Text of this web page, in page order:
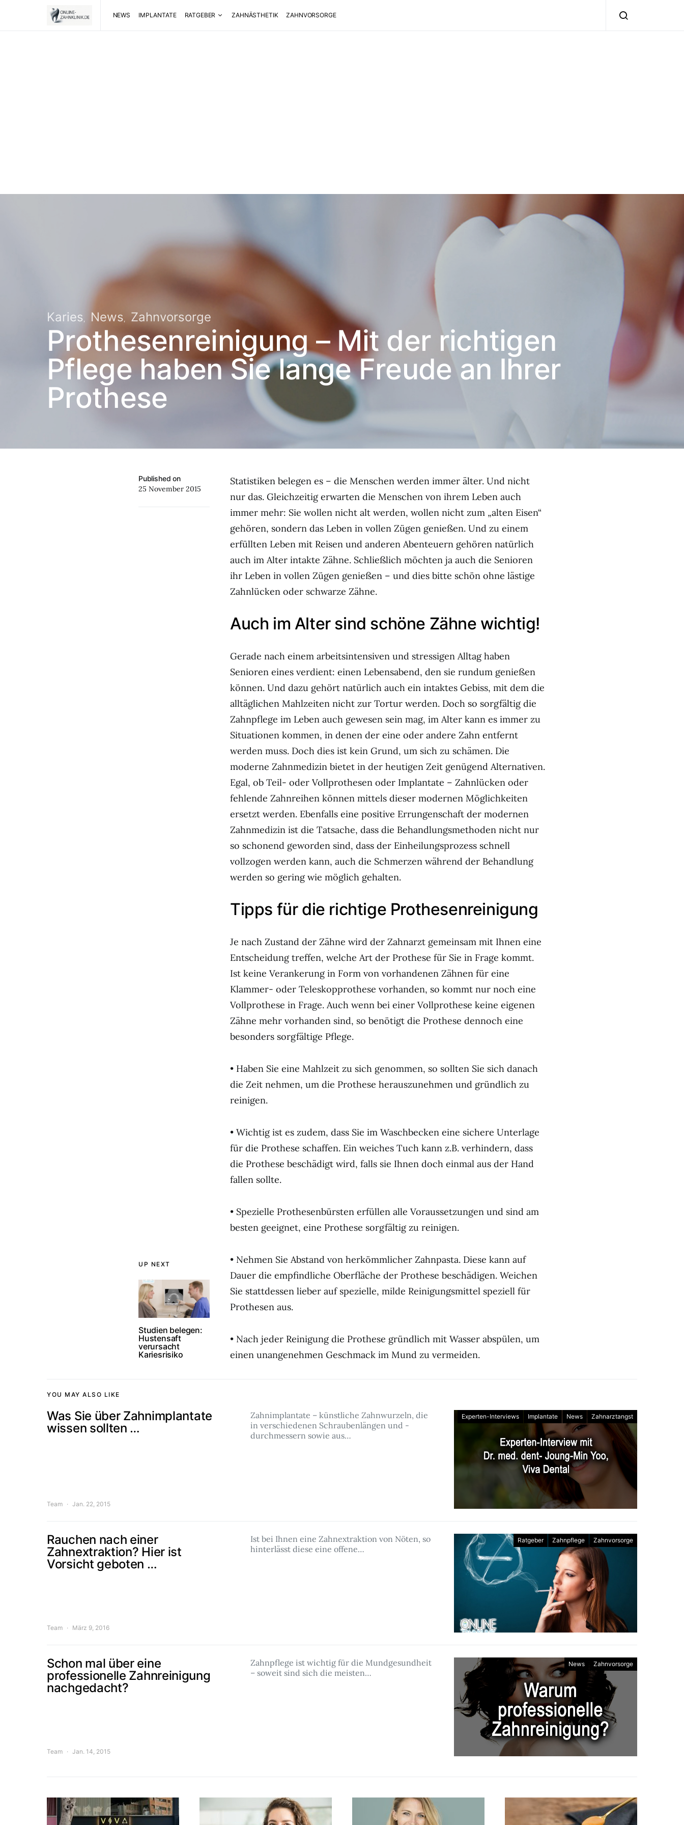
NEWS IMPLANTATE RATGEBER ZAHNÄSTHETIK ZAHNVORSORGE
Karies News Zahnvorsorge
Prothesenreinigung – Mit der richtigen
Pflege haben Sie lange Freude an Ihrer
Prothese
UP NEXT
Studien belegen:
Hustensaft
verursacht
Kariesrisiko
Published on
25 November 2015
Statistiken belegen es – die Menschen werden immer älter. Und nicht
nur das. Gleichzeitig erwarten die Menschen von ihrem Leben auch
immer mehr: Sie wollen nicht alt werden, wollen nicht zum „alten Eisen“
gehören, sondern das Leben in vollen Zügen genießen. Und zu einem
erfüllten Leben mit Reisen und anderen Abenteuern gehören natürlich
auch im Alter intakte Zähne. Schließlich möchten ja auch die Senioren
ihr Leben in vollen Zügen genießen – und dies bitte schön ohne lästige
Zahnlücken oder schwarze Zähne.
Auch im Alter sind schöne Zähne wichtig!
Gerade nach einem arbeitsintensiven und stressigen Alltag haben
Senioren eines verdient: einen Lebensabend, den sie rundum genießen
können. Und dazu gehört natürlich auch ein intaktes Gebiss, mit dem die
alltäglichen Mahlzeiten nicht zur Tortur werden. Doch so sorgfältig die
Zahnpflege im Leben auch gewesen sein mag, im Alter kann es immer zu
Situationen kommen, in denen der eine oder andere Zahn entfernt
werden muss. Doch dies ist kein Grund, um sich zu schämen. Die
moderne Zahnmedizin bietet in der heutigen Zeit genügend Alternativen.
Egal, ob Teil- oder Vollprothesen oder Implantate – Zahnlücken oder
fehlende Zahnreihen können mittels dieser modernen Möglichkeiten
ersetzt werden. Ebenfalls eine positive Errungenschaft der modernen
Zahnmedizin ist die Tatsache, dass die Behandlungsmethoden nicht nur
so schonend geworden sind, dass der Einheilungsprozess schnell
vollzogen werden kann, auch die Schmerzen während der Behandlung
werden so gering wie möglich gehalten.
Tipps für die richtige Prothesenreinigung
Je nach Zustand der Zähne wird der Zahnarzt gemeinsam mit Ihnen eine
Entscheidung treffen, welche Art der Prothese für Sie in Frage kommt.
Ist keine Verankerung in Form von vorhandenen Zähnen für eine
Klammer- oder Teleskopprothese vorhanden, so kommt nur noch eine
Vollprothese in Frage. Auch wenn bei einer Vollprothese keine eigenen
Zähne mehr vorhanden sind, so benötigt die Prothese dennoch eine
besonders sorgfältige Pflege.
• Haben Sie eine Mahlzeit zu sich genommen, so sollten Sie sich danach
die Zeit nehmen, um die Prothese herauszunehmen und gründlich zu
reinigen.
• Wichtig ist es zudem, dass Sie im Waschbecken eine sichere Unterlage
für die Prothese schaffen. Ein weiches Tuch kann z.B. verhindern, dass
die Prothese beschädigt wird, falls sie Ihnen doch einmal aus der Hand
fallen sollte.
• Spezielle Prothesenbürsten erfüllen alle Voraussetzungen und sind am
besten geeignet, eine Prothese sorgfältig zu reinigen.
• Nehmen Sie Abstand von herkömmlicher Zahnpasta. Diese kann auf
Dauer die empfindliche Oberfläche der Prothese beschädigen. Weichen
Sie stattdessen lieber auf spezielle, milde Reinigungsmittel speziell für
Prothesen aus.
• Nach jeder Reinigung die Prothese gründlich mit Wasser abspülen, um
einen unangenehmen Geschmack im Mund zu vermeiden.
YOU MAY ALSO LIKE
Experten-Interviews Implantate News Zahnarztangst
Was Sie über Zahnimplantate
wissen sollten …
Zahnimplantate – künstliche Zahnwurzeln, die
in verschiedenen Schraubenlängen und -
durchmessern sowie aus…
Team Jan. 22, 2015
Ratgeber Zahnpflege Zahnvorsorge
Rauchen nach einer
Zahnextraktion? Hier ist
Vorsicht geboten …
Ist bei Ihnen eine Zahnextraktion von Nöten, so
hinterlässt diese eine offene…
Team März 9, 2016
News Zahnvorsorge
Schon mal über eine
professionelle Zahnreinigung
nachgedacht?
Zahnpflege ist wichtig für die Mundgesundheit
– soweit sind sich die meisten…
Team Jan. 14, 2015